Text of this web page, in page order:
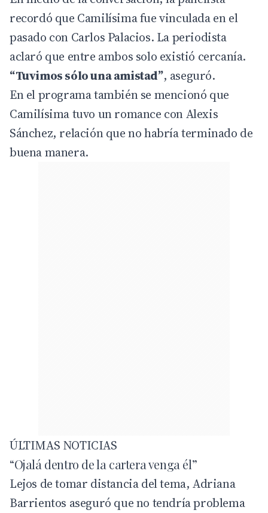
recordó que Camilísima fue vinculada en el
pasado con Carlos Palacios. La periodista
aclaró que entre ambos solo existió cercanía.
“Tuvimos sólo una amistad”, aseguró.
En el programa también se mencionó que
Camilísima tuvo un romance con Alexis
Sánchez, relación que no habría terminado de
buena manera.
ÚLTIMAS NOTICIAS
“Ojalá dentro de la cartera venga él”
Lejos de tomar distancia del tema, Adriana
Barrientos aseguró que no tendría problema